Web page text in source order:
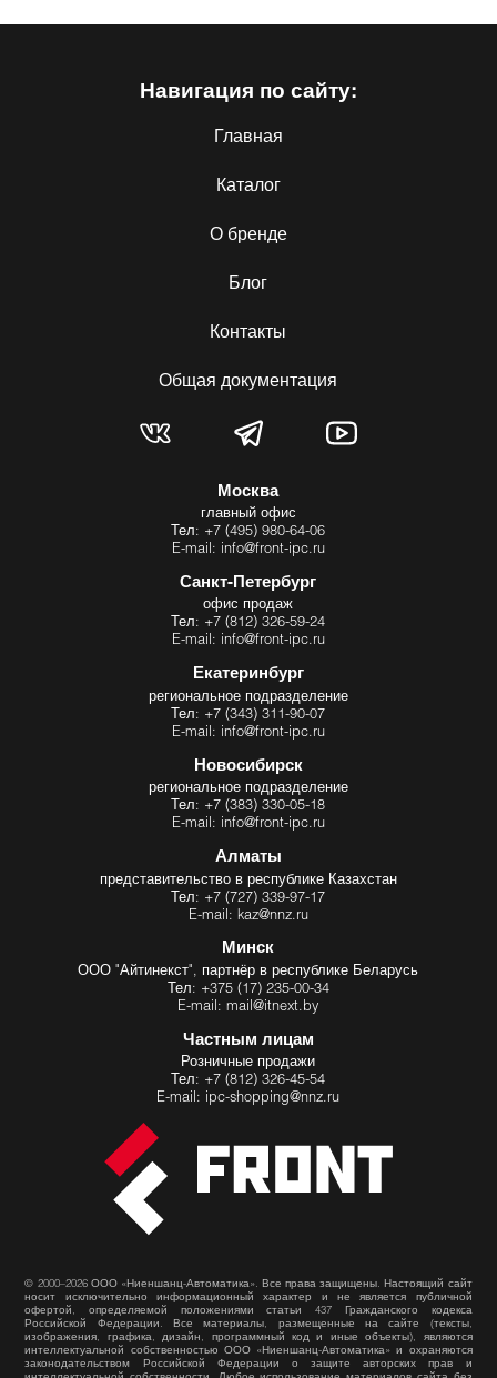
© 2000–2026 ООО «Ниеншанц-Автоматика». Все права защищены. Настоящий сайт
носит исключительно информационный характер и не является публичной
офертой, определяемой положениями статьи 437 Гражданского кодекса
Российской Федерации. Все материалы, размещенные на сайте (тексты,
изображения, графика, дизайн, программный код и иные объекты), являются
интеллектуальной собственностью ООО «Ниеншанц-Автоматика» и охраняются
законодательством Российской Федерации о защите авторских прав и
Москва
главный офис
Тел: +7 (495) 980-64-06
E-mail: info@front-ipc.ru
Санкт-Петербург
офис продаж
Тел: +7 (812) 326-59-24
E-mail: info@front-ipc.ru
Екатеринбург
региональное подразделение
Тел: +7 (343) 311-90-07
E-mail: info@front-ipc.ru
Новосибирск
региональное подразделение
Тел: +7 (383) 330-05-18
E-mail: info@front-ipc.ru
Алматы
представительство в республике Казахстан
Тел: +7 (727) 339-97-17
E-mail: kaz@nnz.ru
Минск
ООО "Айтинекст", партнёр в республике Беларусь
Тел: +375 (17) 235-00-34
E-mail: mail@itnext.by
Частным лицам
Розничные продажи
Тел: +7 (812) 326-45-54
E-mail: ipc-shopping@nnz.ru
Навигация по сайту:
Главная
Каталог
О бренде
Блог
Контакты
Общая документация